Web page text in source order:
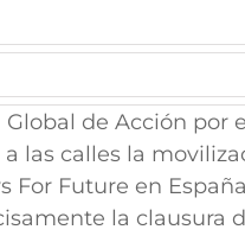
Global de Acción por
las calles la
For Future en
la clausura